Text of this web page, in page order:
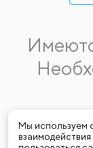
Мы используем
Данная
Стоимость,